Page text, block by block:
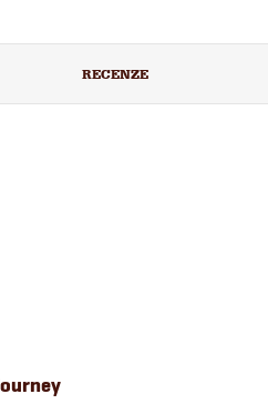
RECENZE